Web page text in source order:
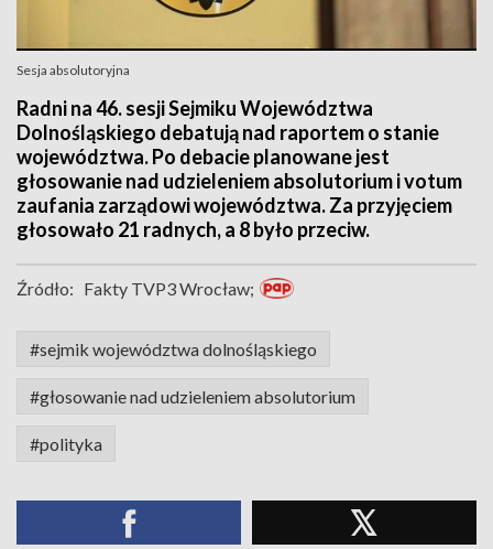
Sesja absolutoryjna
Radni na 46. sesji Sejmiku Województwa
Dolnośląskiego debatują nad raportem o stanie
województwa. Po debacie planowane jest
głosowanie nad udzieleniem absolutorium i votum
zaufania zarządowi województwa. Za przyjęciem
głosowało 21 radnych, a 8 było przeciw.
Źródło: Fakty TVP3 Wrocław;
#sejmik województwa dolnośląskiego
#głosowanie nad udzieleniem absolutorium
#polityka